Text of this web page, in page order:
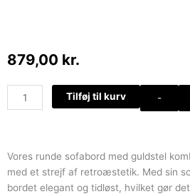
879,00 kr.
-
Sort
rundt
guldfarvet
stel
antal
Tilføj til kurv
Vores runde sofabord med guldstel
med et strejf af retroæstetik. Med sin
bordet elegant og tidløst, hvilket gør